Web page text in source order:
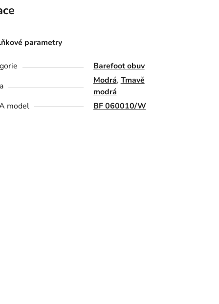
parametry
Barefoot obuv
Modrá, Tmavě
modrá
model
BF 060010/W